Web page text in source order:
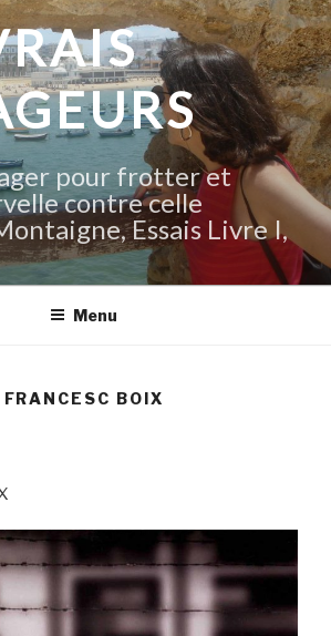
pour frotter et
contre celle
Essais Livre I,
Menu
FRANCESC BOIX